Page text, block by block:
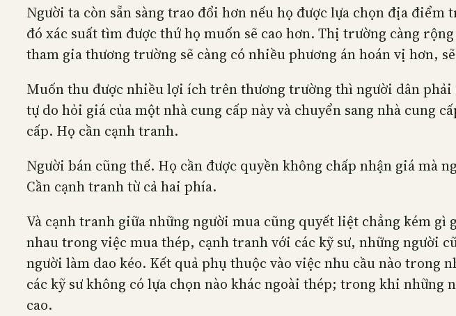
Người ta còn sẵn sàng trao đổi hơn nếu họ được lựa chọn địa
đó xác suất tìm được thứ họ muốn sẽ cao hơn. Thị trường càng
tham gia thương trường sẽ càng có nhiều phương án hoán vị hơn,
Muốn thu được nhiều lợi ích trên thương trường thì người dân
tự do hỏi giá của một nhà cung cấp này và chuyển sang nhà cung
cấp. Họ cần cạnh tranh.
Người bán cũng thế. Họ cần được quyền không chấp nhận giá mà
Cần cạnh tranh từ cả hai phía.
Và cạnh tranh giữa những người mua cũng quyết liệt chẳng kém
nhau trong việc mua thép, cạnh tranh với các kỹ sư, những người
người làm dao kéo. Kết quả phụ thuộc vào việc nhu cầu nào trong
các kỹ sư không có lựa chọn nào khác ngoài thép; trong khi
cao.